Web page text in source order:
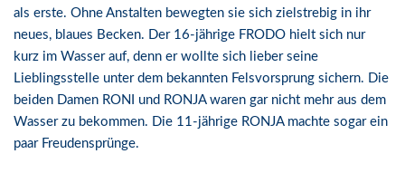
als erste. Ohne Anstalten bewegten sie sich zielstrebig in ihr
neues, blaues Becken. Der 16-jährige FRODO hielt sich nur
kurz im Wasser auf, denn er wollte sich lieber seine
Lieblingsstelle unter dem bekannten Felsvorsprung sichern. Die
beiden Damen RONI und RONJA waren gar nicht mehr aus dem
Wasser zu bekommen. Die 11-jährige RONJA machte sogar ein
paar Freudensprünge.